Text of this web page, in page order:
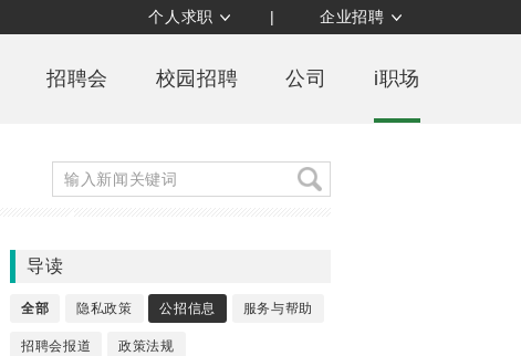
个人求职 | 企业招聘
招聘会 校园招聘 公司 i职场
导读
全部 隐私政策 公招信息 服务与帮助
招聘会报道 政策法规